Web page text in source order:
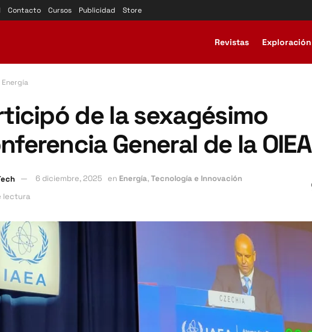
Contacto Cursos Publicidad Store
Revistas Exploración
Energía
de la sexagésimo
General de la OIEA
6 diciembre, 2025 en Energía,Tecnología e Innovación
lectura